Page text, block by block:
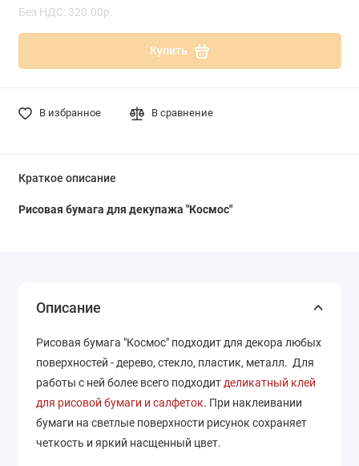
Без НДС: 320.00р.
Купить
В избранное В сравнение
Краткое описание
Рисовая бумага для декупажа "Космос"
Описание
Рисовая бумага "Космос" подходит для декора любых
поверхностей - дерево, стекло, пластик, металл. Для
работы с ней более всего подходит деликатный клей
для рисовой бумаги и салфеток. При наклеивании
бумаги на светлые поверхности рисунок сохраняет
четкость и яркий насщенный цвет.